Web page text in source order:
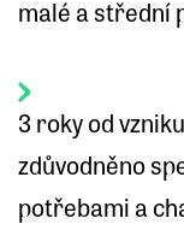
malé a střední
3 roky od
zdůvodněno
potřebami a